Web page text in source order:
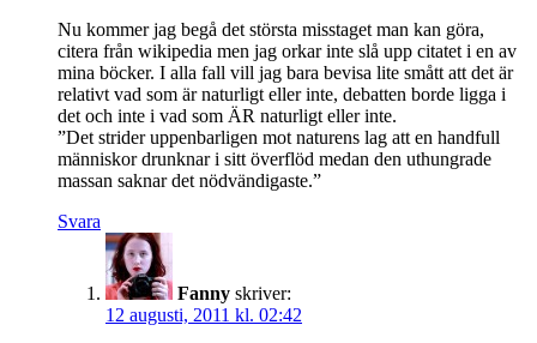
Nu kommer jag begå det största misstaget man kan göra,
citera från wikipedia men jag orkar inte slå upp citatet i en av
mina böcker. I alla fall vill jag bara bevisa lite smått att det är
relativt vad som är naturligt eller inte, debatten borde ligga i
det och inte i vad som ÄR naturligt eller inte.
”Det strider uppenbarligen mot naturens lag att en handfull
människor drunknar i sitt överflöd medan den uthungrade
massan saknar det nödvändigaste.”
Svara
Fanny skriver:
12 augusti, 2011 kl. 02:42